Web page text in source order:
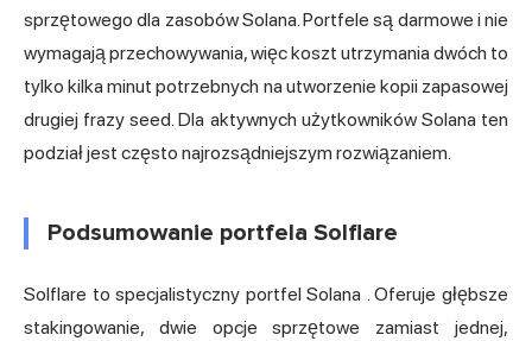
sprzętowego dla zasobów Solana. Portfele są darmowe i nie
wymagają przechowywania, więc koszt utrzymania dwóch to
tylko kilka minut potrzebnych na utworzenie kopii zapasowej
drugiej frazy seed. Dla aktywnych użytkowników Solana ten
podział jest często najrozsądniejszym rozwiązaniem.
Podsumowanie portfela Solflare
Solflare to specjalistyczny portfel Solana . Oferuje głębsze
stakingowanie, dwie opcje sprzętowe zamiast jednej,